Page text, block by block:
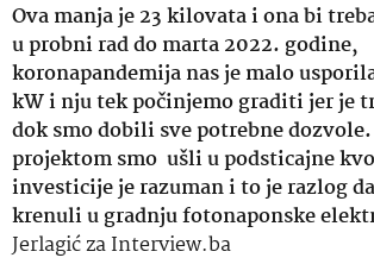
Ova manja je 23 kilovata i ona bi
u probni rad do marta 2022. godine,
koronapandemija nas je malo
kW i nju tek počinjemo graditi jer je
dok smo dobili sve potrebne
projektom smo ušli u podsticajne
investicije je razuman i to je razlog
krenuli u gradnju fotonaponske
Jerlagić za Interview.ba